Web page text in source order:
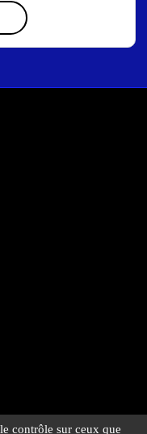
contrôle sur ceux que